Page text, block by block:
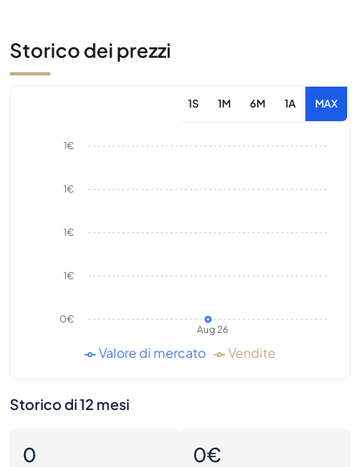
Storico dei prezzi
1S 1M 6M 1A MAX
Aug 26
0€
1€
1€
1€
1€
Valore di mercato Vendite
Storico di 12 mesi
0 0€